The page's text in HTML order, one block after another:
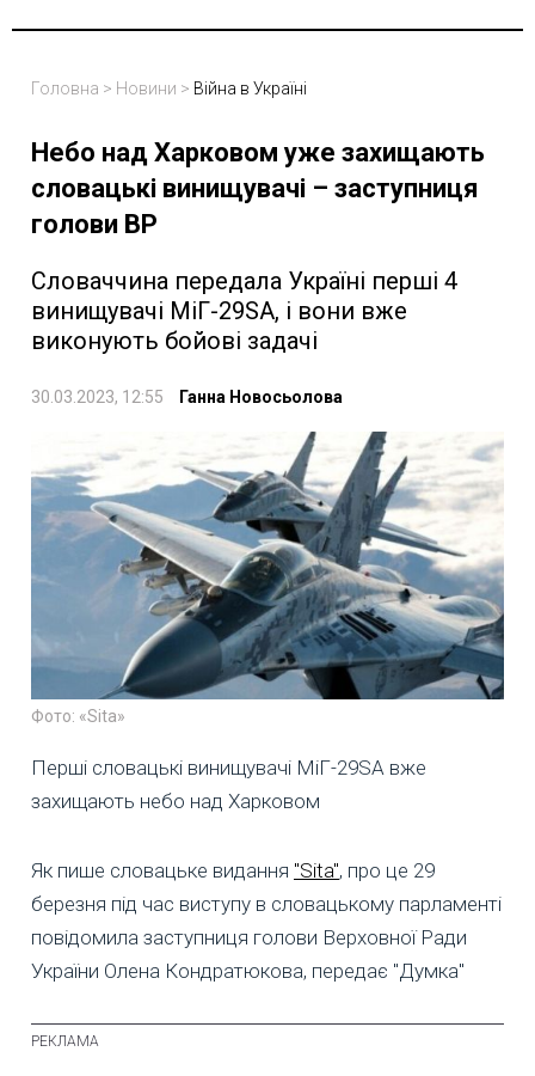
Головна > Новини > Війна в Україні
Небо над Харковом уже захищають
словацькі винищувачі – заступниця
голови ВР
Словаччина передала Україні перші 4
винищувачі МіГ-29SA, і вони вже
виконують бойові задачі
30.03.2023, 12:55 Ганна Новосьолова
Фото: «Sita»
Перші словацькі винищувачі МіГ-29SA вже
захищають небо над Харковом
Як пише словацьке видання "Sita", про це 29
березня під час виступу в словацькому парламенті
повідомила заступниця голови Верховної Ради
України Олена Кондратюкова, передає "Думка"